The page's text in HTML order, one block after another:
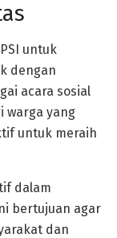
untuk
dengan
acara sosial
warga yang
untuk meraih
dalam
bertujuan agar
dan